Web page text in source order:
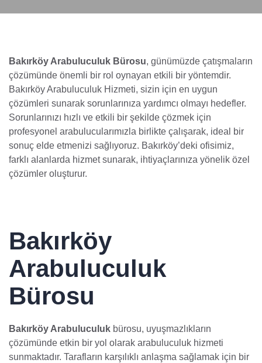
Bakırköy Arabuluculuk Bürosu, günümüzde çatışmaların
çözümünde önemli bir rol oynayan etkili bir yöntemdir.
Bakırköy Arabuluculuk Hizmeti, sizin için en uygun
çözümleri sunarak sorunlarınıza yardımcı olmayı hedefler.
Sorunlarınızı hızlı ve etkili bir şekilde çözmek için
profesyonel arabulucularımızla birlikte çalışarak, ideal bir
sonuç elde etmenizi sağlıyoruz. Bakırköy’deki ofisimiz,
farklı alanlarda hizmet sunarak, ihtiyaçlarınıza yönelik özel
çözümler oluşturur.
Bakırköy
Arabuluculuk
Bürosu
Bakırköy Arabuluculuk bürosu, uyuşmazlıkların
çözümünde etkin bir yol olarak arabuluculuk hizmeti
sunmaktadır. Tarafların karşılıklı anlaşma sağlamak için bir